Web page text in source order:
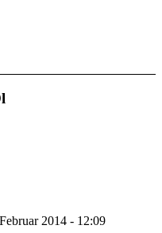
2014 - 12:09